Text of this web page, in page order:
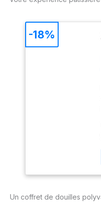
-18%
Un coffret de douilles